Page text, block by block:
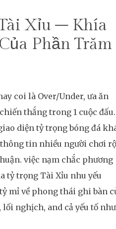
Xỉu – Khía
Phần Trăm
coi là Over/Under, ưa ăn
thắng trong 1 cuộc đấu.
diện tỷ trọng bóng đá
tin nhiều người chơi
việc nạm chắc phương
tỷ trọng Tài Xỉu nhu yếu
mỉ về phong thái ghi bàn
nghịch, and cả yếu tố như